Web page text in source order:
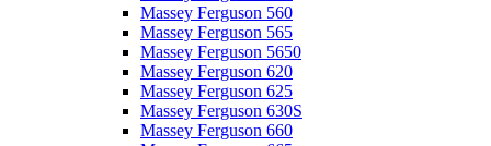
Massey Ferguson 560
Massey Ferguson 565
Massey Ferguson 5650
Massey Ferguson 620
Massey Ferguson 625
Massey Ferguson 630S
Massey Ferguson 660